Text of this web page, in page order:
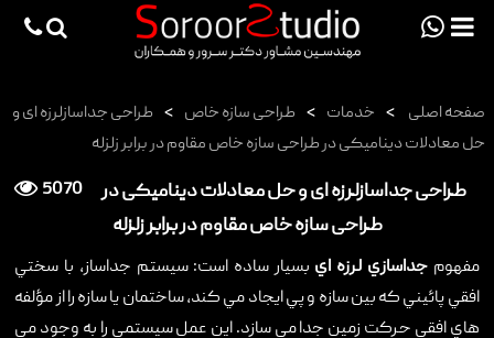
viewportchecker
×
صفحه اصلی
دانش فنی
خدمات
صفحه اصلی > خدمات > طراحی سازه خاص > طراحی جداسازلرزه ای و
حل معادلات دینامیکی در طراحی سازه خاص مقاوم در برابر زلزله
5070
طراحی جداسازلرزه ای و حل معادلات دینامیکی در
طراحی سازه خاص مقاوم در برابر زلزله
مفهومجداسازي لرزه اي بسيار ساده است: سيستم جداساز، با سختي
افقي پائيني که بين سازه و پي ايجاد مي کند، ساختمان يا سازه را از مؤلفه
هاي افقي حرکت زمين جدا مي سازد. اين عمل سيستمي را به وجود مي